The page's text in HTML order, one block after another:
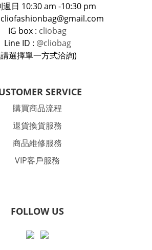
週日 10:30 am -10:30 pm
IG box : cliobag
Line ID : @cliobag
選擇單一方式洽詢)
SERVICE
購買商品流程
退貨換貨服務
商品維修服務
VIP客戶服務
FOLLOW US